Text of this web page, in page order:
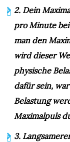
2. Dein
pro Minute
man den
wird dieser
physische
dafür sein,
Belastung
Maximalpuls
3.